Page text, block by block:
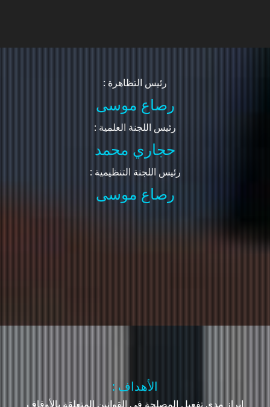
: رئيس التظاهرة
رصاع موسى
: رئيس اللجنة العلمية
حجاري محمد
: رئيس اللجنة التنظيمية
رصاع موسى
: الأهداف
إبراز مدى تفعيل المصلحة في القوانين المتعلقة بالأوقاف